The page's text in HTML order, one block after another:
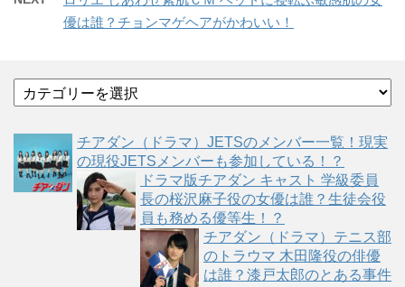
優は誰？チョンマゲヘアがかわいい！
テ
ー
チアダン（ドラマ）JETSのメンバー一覧！現実
の現役JETSメンバーも参加している！？
ドラマ版チアダン キャスト 学級委員
長の桜沢麻子役の女優は誰？生徒会役
員も務める優等生！？
チアダン（ドラマ）テニス部
のトラウマ 木田隆役の俳優
は誰？漆戸太郎のとある事件